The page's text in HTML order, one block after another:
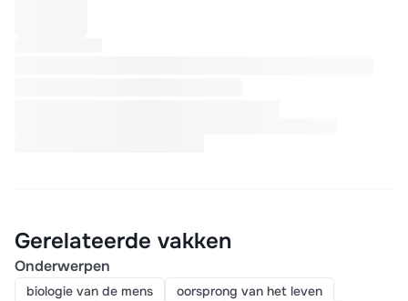
Gerelateerde vakken
Onderwerpen
biologie van de mens
oorsprong van het leven